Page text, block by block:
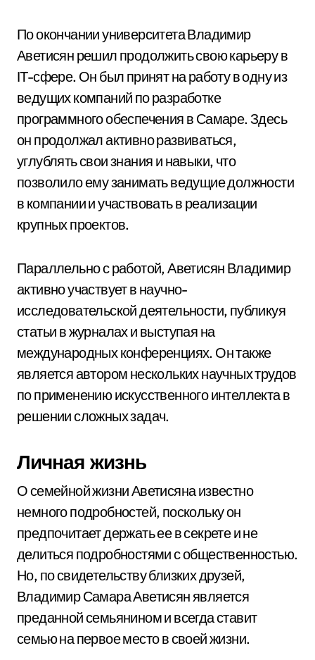
По окончании университета Владимир
Аветисян решил продолжить свою карьеру в
IT-сфере. Он был принят на работу в одну из
ведущих компаний по разработке
программного обеспечения в Самаре. Здесь
он продолжал активно развиваться,
углублять свои знания и навыки, что
позволило ему занимать ведущие должности
в компании и участвовать в реализации
крупных проектов.
Параллельно с работой, Аветисян Владимир
активно участвует в научно-
исследовательской деятельности, публикуя
статьи в журналах и выступая на
международных конференциях. Он также
является автором нескольких научных трудов
по применению искусственного интеллекта в
решении сложных задач.
Личная жизнь
О семейной жизни Аветисяна известно
немного подробностей, поскольку он
предпочитает держать ее в секрете и не
делиться подробностями с общественностью.
Но, по свидетельству близких друзей,
Владимир Самара Аветисян является
преданной семьянином и всегда ставит
семью на первое место в своей жизни.